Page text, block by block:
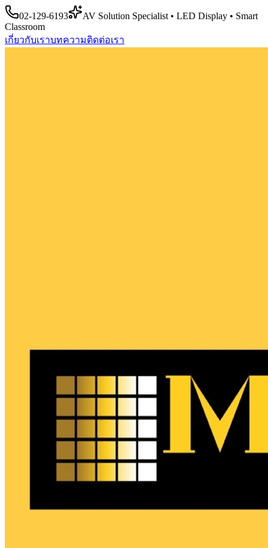
02-129-6193
AV Solution Specialist • LED Display • Smart
Classroom
เกี่ยวกับเราบทความติดต่อเรา